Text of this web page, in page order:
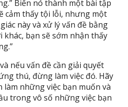
Biến nó thành một bài tập
cảm thấy tội lỗi, nhưng một
này và xử lý vấn đề bằng
bạn sẽ sớm nhận thấy
nếu vấn đề cần giải quyết
thú, đừng làm việc đó. Hãy
những việc bạn muốn và
trong vô số những việc bạn